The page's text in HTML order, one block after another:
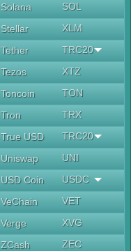
Solana
SOL
Stellar
XLM
Tether
TRC20
Tezos
XTZ
Toncoin
TON
Tron
TRX
True USD
TRC20
Uniswap
UNI
USD Coin
USDC
VeChain
VET
Verge
XVG
ZCash
ZEC